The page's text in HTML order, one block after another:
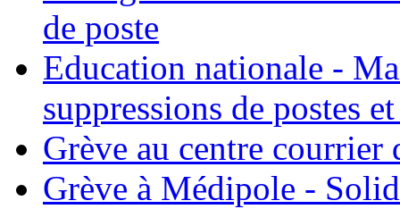
de poste
Education nationale -
suppressions de postes
Grève au centre courrier
Grève à Médipole -